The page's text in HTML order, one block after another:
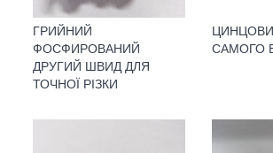
ГРИЙНИЙ
ФОСФИРОВАНИЙ
ДРУГИЙ ШВИД ДЛЯ
ТОЧНОЇ РІЗКИ
САМОГО